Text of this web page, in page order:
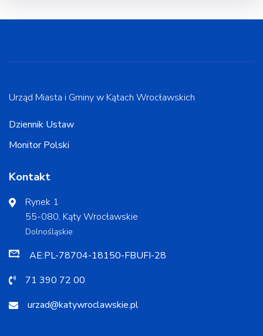
Urząd Miasta i Gminy w Kątach Wrocławskich
Dziennik Ustaw
Monitor Polski
Kontakt
Rynek 1
55-080, Kąty Wrocławskie
Dolnośląskie
AE:PL-78704-18150-FBUFI-28
71 390 72 00
urzad@katywroclawskie.pl